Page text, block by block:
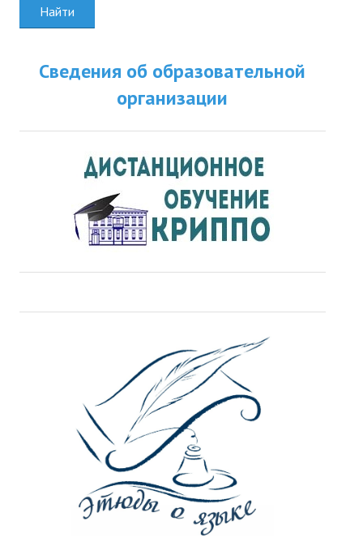
Найти
Сведения об образовательной
организации